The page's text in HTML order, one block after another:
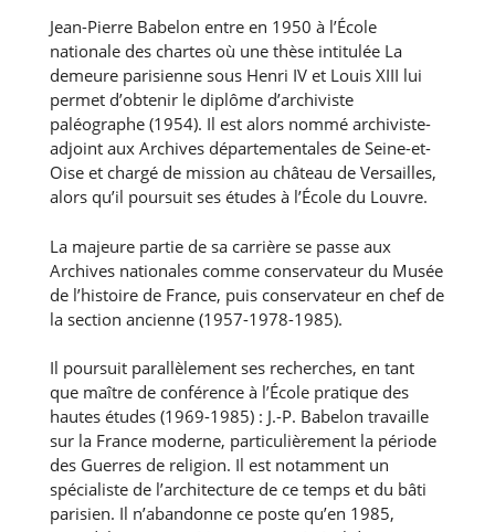
Jean-Pierre Babelon entre en 1950 à l’École
nationale des chartes où une thèse intitulée La
demeure parisienne sous Henri IV et Louis XIII lui
permet d’obtenir le diplôme d’archiviste
paléographe (1954). Il est alors nommé archiviste-
adjoint aux Archives départementales de Seine-et-
Oise et chargé de mission au château de Versailles,
alors qu’il poursuit ses études à l’École du Louvre.
La majeure partie de sa carrière se passe aux
Archives nationales comme conservateur du Musée
de l’histoire de France, puis conservateur en chef de
la section ancienne (1957-1978-1985).
Il poursuit parallèlement ses recherches, en tant
que maître de conférence à l’École pratique des
hautes études (1969-1985) : J.-P. Babelon travaille
sur la France moderne, particulièrement la période
des Guerres de religion. Il est notamment un
spécialiste de l’architecture de ce temps et du bâti
parisien. Il n’abandonne ce poste qu’en 1985,